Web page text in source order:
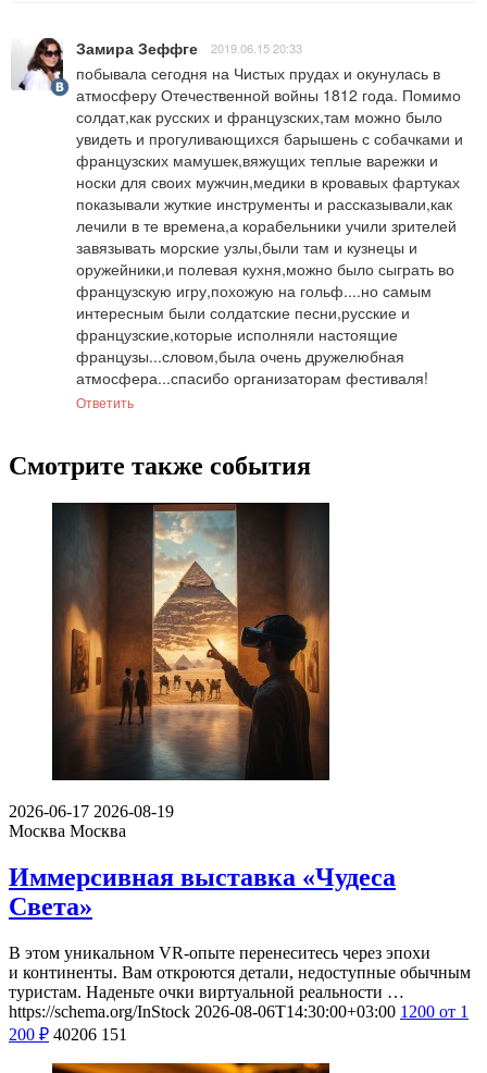
Замира Зеффге 2019.06.15 20:33
побывала сегодня на Чистых прудах и окунулась в
атмосферу Отечественной войны 1812 года. Помимо
солдат,как русских и французских,там можно было
увидеть и прогуливающихся барышень с собачками и
французских мамушек,вяжущих теплые варежки и
носки для своих мужчин,медики в кровавых фартуках
показывали жуткие инструменты и рассказывали,как
лечили в те времена,а корабельники учили зрителей
завязывать морские узлы,были там и кузнецы и
оружейники,и полевая кухня,можно было сыграть во
французскую игру,похожую на гольф....но самым
интересным были солдатские песни,русские и
французские,которые исполняли настоящие
французы...словом,была очень дружелюбная
атмосфера...спасибо организаторам фестиваля!
Ответить
Смотрите также события
2026-06-17 2026-08-19
Москва Москва
Иммерсивная выставка «Чудеса
Света»
В этом уникальном VR-опыте перенеситесь через эпохи
и континенты. Вам откроются детали, недоступные обычным
туристам. Наденьте очки виртуальной реальности …
https://schema.org/InStock 2026-08-06T14:30:00+03:00 1200 от 1
200 ₽ 40206 151